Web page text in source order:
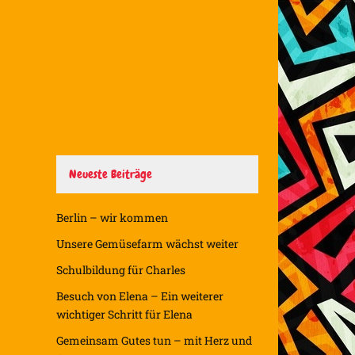
Neueste Beiträge
Berlin – wir kommen
Unsere Gemüsefarm wächst weiter
Schulbildung für Charles
Besuch von Elena – Ein weiterer
wichtiger Schritt für Elena
Gemeinsam Gutes tun – mit Herz und